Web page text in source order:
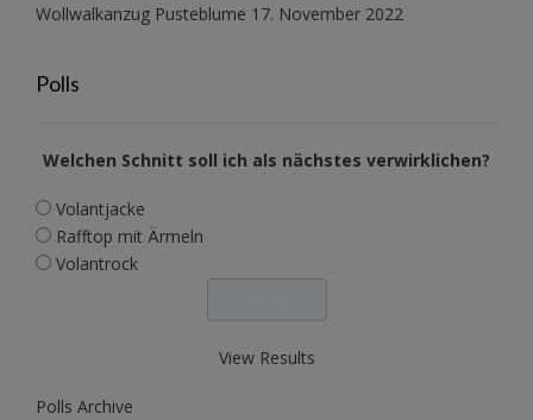
Wollwalkanzug Pusteblume 17. November 2022
Polls
Welchen Schnitt soll ich als nächstes verwirklichen?
Volantjacke
Rafftop mit Ärmeln
Volantrock
View Results
Polls Archive